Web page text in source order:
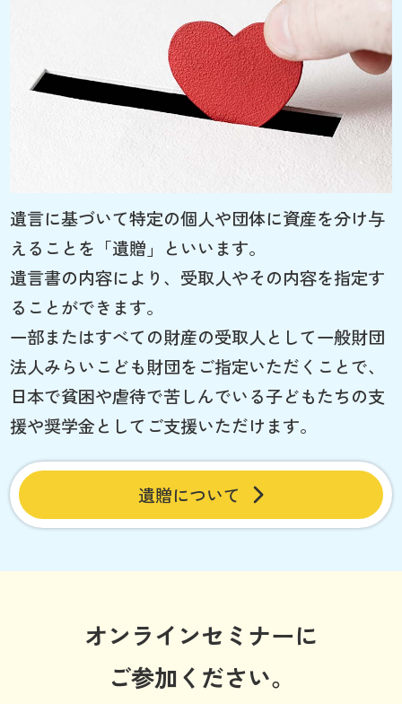
遺言に基づいて特定の個人や団体に資産を分け与
えることを「遺贈」といいます。
遺言書の内容により、受取人やその内容を指定す
ることができます。
一部またはすべての財産の受取人として一般財団
法人みらいこども財団をご指定いただくことで、
日本で貧困や虐待で苦しんでいる子どもたちの支
援や奨学金としてご支援いただけます。
遺贈について
オンラインセミナーに
ご参加ください。